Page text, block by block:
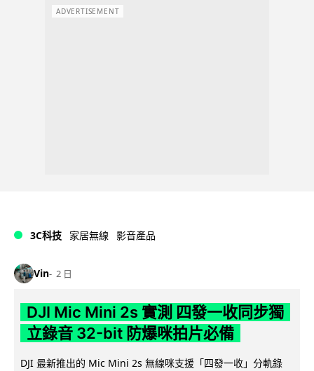
ADVERTISEMENT
3C科技 家居無線 影音產品
Vin 2 日
DJI Mic Mini 2s 實測 四發一收同步獨
立錄音 32-bit 防爆咪拍片必備
DJI 最新推出的 Mic Mini 2s 無線咪支援「四發一收」分軌錄